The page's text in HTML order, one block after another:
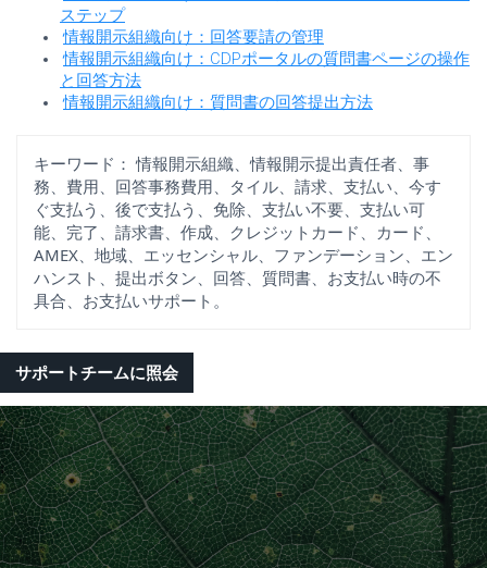
ステップ
情報開示組織向け：回答要請の管理
情報開示組織向け：CDPポータルの質問書ページの操作
と回答方法
情報開示組織向け：質問書の回答提出方法
キーワード： 情報開示組織、情報開示提出責任者、事
務、費用、回答事務費用、タイル、請求、支払い、今す
ぐ支払う、後で支払う、免除、支払い不要、支払い可
能、完了、請求書、作成、クレジットカード、カード、
AMEX、地域、エッセンシャル、ファンデーション、エン
ハンスト、提出ボタン、回答、質問書、お支払い時の不
具合、お支払いサポート。
サポートチームに照会